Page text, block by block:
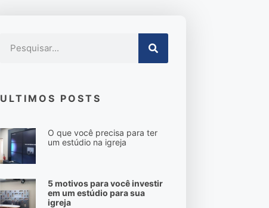
ULTIMOS POSTS
O que você precisa para ter
um estúdio na igreja
5 motivos para você investir
em um estúdio para sua
igreja